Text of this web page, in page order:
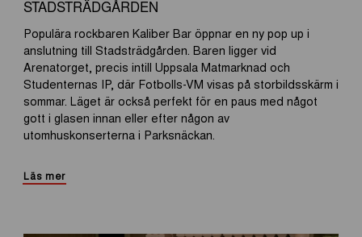
STADSTRÄDGÅRDEN
Populära rockbaren Kaliber Bar öppnar en ny pop up i
anslutning till Stadsträdgården. Baren ligger vid
Arenatorget, precis intill Uppsala Matmarknad och
Studenternas IP, där Fotbolls-VM visas på storbildsskärm i
sommar. Läget är också perfekt för en paus med något
gott i glasen innan eller efter någon av
utomhuskonserterna i Parksnäckan.
Läs mer